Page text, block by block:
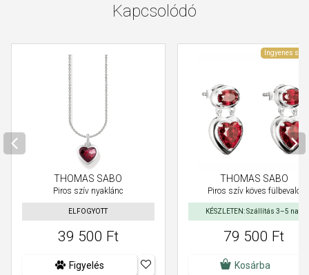
Kapcsolódó
THOMAS SABO
Piros szív nyaklánc
ELFOGYOTT
39 500 Ft
Figyelés
Ingyenes
THOMAS SABO
Piros szív köves fülbevaló
KÉSZLETEN: Szállítás 3–5 nap
79 500 Ft
Kosárba